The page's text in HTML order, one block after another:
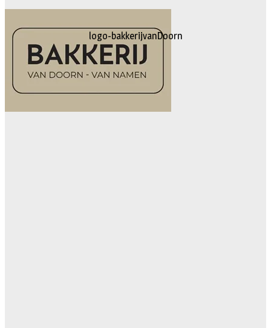
logo-bakkerijvanDoorn